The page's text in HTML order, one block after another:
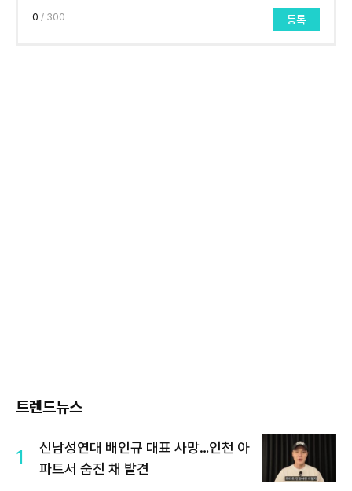
0 / 300 등록
트렌드뉴스
1
신남성연대 배인규 대표 사망…인천 아
파트서 숨진 채 발견